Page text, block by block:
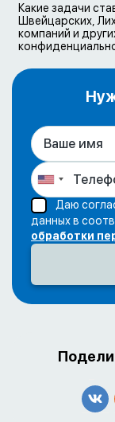
Какие задачи
Швейцарских,
компаний и
Даю
данных в
обработки